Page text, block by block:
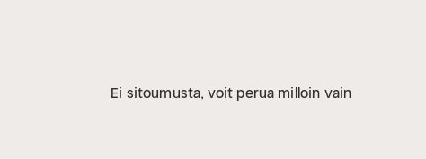
Ei sitoumusta, voit perua milloin vain